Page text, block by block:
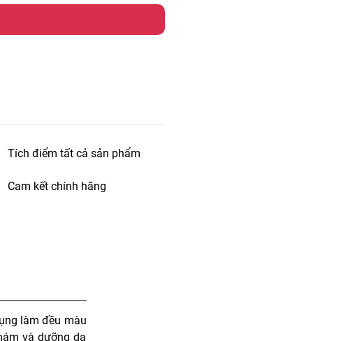
Tích điểm tất cả sản phẩm
Cam kết chính hãng
làm đều màu
và dưỡng da